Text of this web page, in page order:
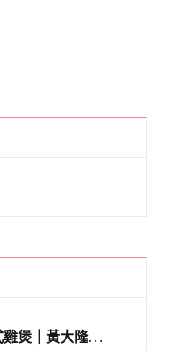
台北少見廣式雞煲｜黃大隆濃郁煲湯：經典提燈與溫體雞肉，熬夜修仙不如來喝湯！